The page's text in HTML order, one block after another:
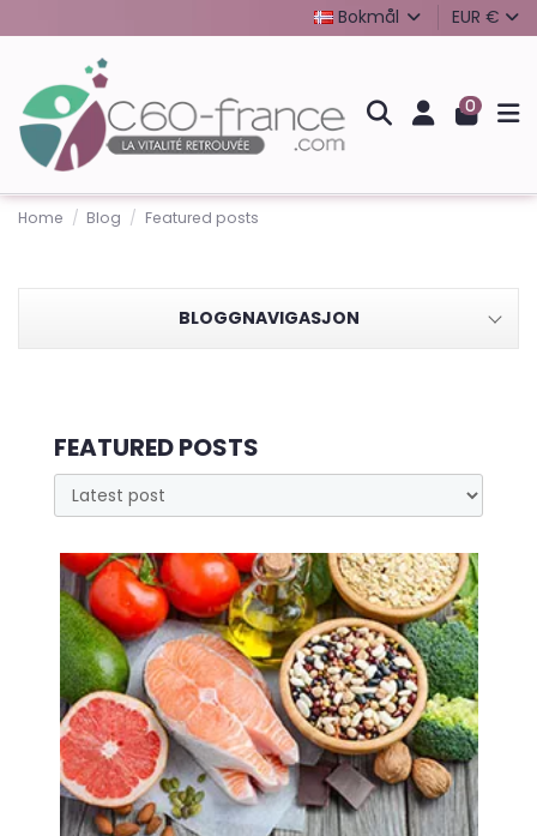
Bokmål EUR €
0
Home Blog Featured posts
BLOGGNAVIGASJON
FEATURED POSTS